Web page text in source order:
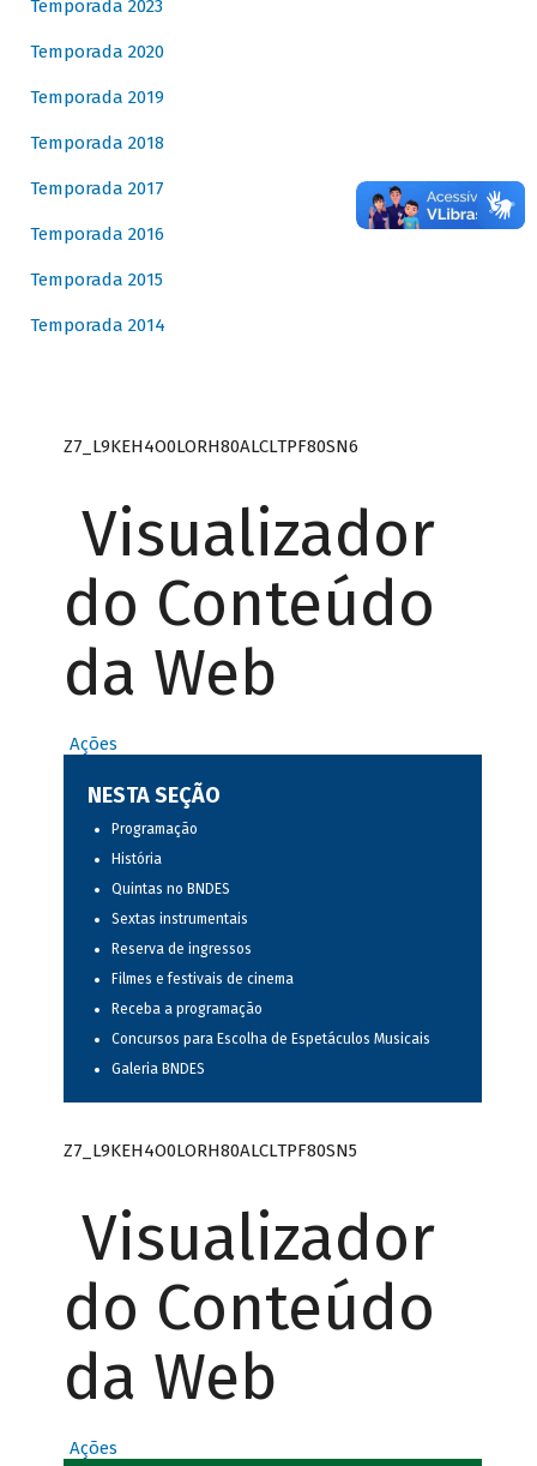
Temporada 2023
Temporada 2020
Temporada 2019
Temporada 2018
Temporada 2017
Temporada 2016
Temporada 2015
Temporada 2014
Z7_L9KEH4O0LORH80ALCLTPF80SN6
Visualizador
do Conteúdo
da Web
Ações
NESTA SEÇÃO
Programação
História
Quintas no BNDES
Sextas instrumentais
Reserva de ingressos
Filmes e festivais de cinema
Receba a programação
Concursos para Escolha de Espetáculos Musicais
Galeria BNDES
Z7_L9KEH4O0LORH80ALCLTPF80SN5
Visualizador
do Conteúdo
da Web
Ações